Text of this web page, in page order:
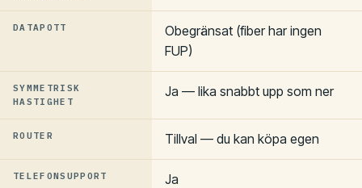
DATAPOTT
Obegränsat (fiber har ingen
FUP)
SYMMETRISK
HASTIGHET
Ja — lika snabbt upp som ner
ROUTER Tillval — du kan köpa egen
TELEFONSUPPORT Ja